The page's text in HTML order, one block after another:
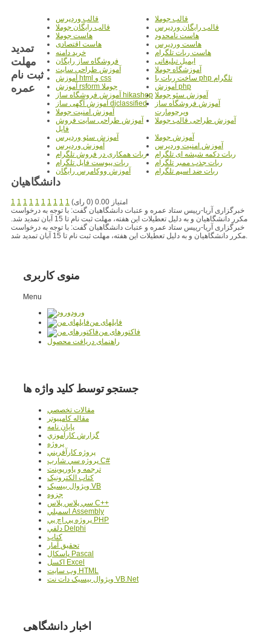
قالب جوملا
قالب وردپرس
قالب رایگان وردپرس
قالب رایگان جوملا
هاست نامحدود
هاست جوملا
هاست وردپرس
هاست اقتصادی
هاست ربات تلگرام
خرید دامنه
ایمیل تبلیغاتی
فروشگاه ساز رایگان
آموزشگاه جوملا
آموزش طراحی سایت
ساخت ربات با php تلگرام
آموزش html و css
آموزش php
آموزش rsform جوملا
آموزش سئو جوملا آموزش فروشگاه ساز hikashop
آموزش فروشگاه ساز
ویرچومارت
آموزش آگهی ساز djclassified
آموزش امنیت جوملا
آموزش طراحی قالب جوملا
آموزش طراحی سایت فروش
فایل
آموزش جوملا
آموزش سئو وردپرس
آموزش امنیت وردپرس
آموزش وردپرس
ربات دکمه شیشه ای تلگرام
ربات همکاری در فروش تلگرام
ربات جذب ممبر تلگرام
ربات پیوست فایل تلگرام
ربات ضد اسپم تلگرام
آموزش ووکامرس رایگان
تمديد
مهلت
ثبت نام
عمره
دانشگاهيان
1 1 1 1 1 1 1 1 1 1
امتیاز 0.00 (0 رای)
خبرگزاری آریا-رییس ستاد عمره و عتبات دانشگاهیان گفت: با توجه به درخواست
مکرر دانشگاهیان و به دلیل تعطیلات این هفته، مهلت ثبت نام تا 15 آبان تمدید شد.
خبرگزاری آریا-رییس ستاد عمره و عتبات دانشگاهیان گفت: با توجه به درخواست
مکرر دانشگاهیان و به دلیل تعطیلات این هفته، مهلت ثبت نام تا 15 آبان تمدید شد.
منوی کاربری
Menu
ورود
فایلهای من
فاکتورهای من
راهنمای دریافت محصول
جستجو توسط کلید واژه ها
مقالات تخصصي
مقاله کامپیوتر
پایان نامه
گزارش کارآموزي
پروژه
پروژه کارآفريني
پروژه سي شارپ C#
ترجمه و پاورپوينت
کتاب الکترونيک
ويژوال بيسيک VB
جزوه
سي پلاس پلاس C++
اسمبلي Assembly
پروژه پي اچ پي PHP
دلفي Delphi
کتاب
تحقيق آمار
پاسکال Pascal
اکسل Excel
وب سايت HTML
ويژوال بيسيک دات نت VB.Net
اخبار دانشگاهی